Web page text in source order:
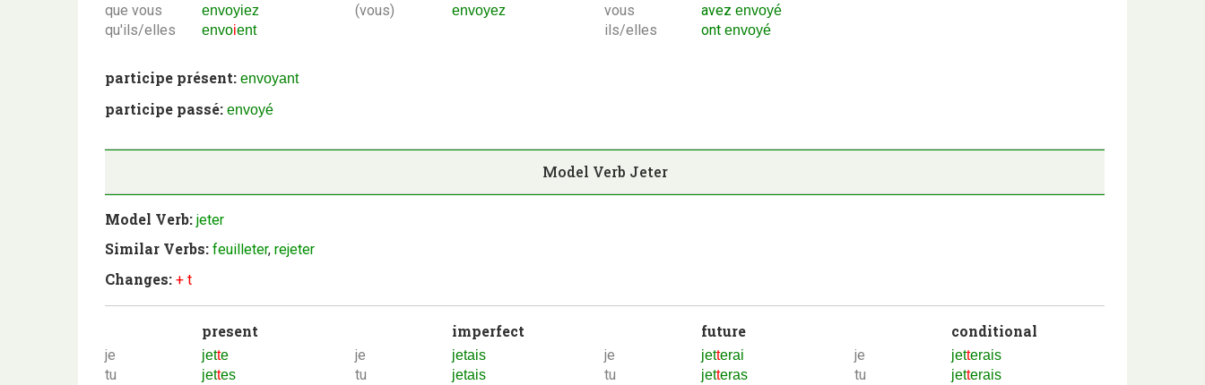
que vous envoyiez (vous) envoyez vous avezenvoyé
qu'ils/elles envoient ils/elles ontenvoyé
participe présent: envoyant
participe passé: envoyé
Model Verb Jeter
Model Verb: jeter
Similar Verbs: feuilleter, rejeter
Changes: + t
present imperfect future conditional
je jette je jetais je jetterai je jetterais
tu jettes tu jetais tu jetteras tu jetterais